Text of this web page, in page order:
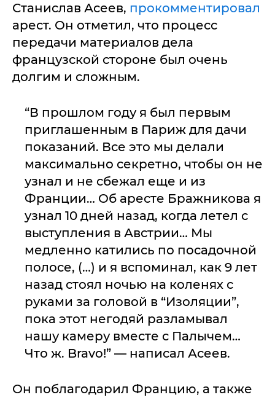
Станислав Асеев, прокомментировал
арест. Он отметил, что процесс
передачи материалов дела
французской стороне был очень
долгим и сложным.
“В прошлом году я был первым
приглашенным в Париж для дачи
показаний. Все это мы делали
максимально секретно, чтобы он не
узнал и не сбежал еще и из
Франции… Об аресте Бражникова я
узнал 10 дней назад, когда летел с
выступления в Австрии… Мы
медленно катились по посадочной
полосе, (…) и я вспоминал, как 9 лет
назад стоял ночью на коленях с
руками за головой в “Изоляции”,
пока этот негодяй разламывал
нашу камеру вместе с Палычем…
Что ж. Bravo!” — написал Асеев.
Он поблагодарил Францию, а также